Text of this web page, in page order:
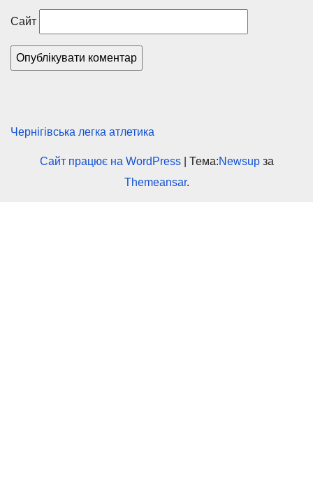
Сайт
Чернігівська легка атлетика
Сайт працює на WordPress Тема:Newsupза
Themeansar.